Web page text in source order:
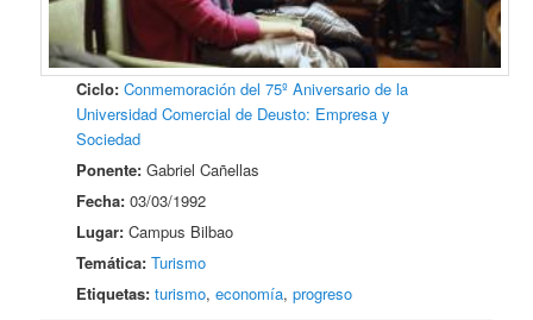
Ciclo: Conmemoración del 75º Aniversario de la
Universidad Comercial de Deusto: Empresa y
Sociedad
Ponente: Gabriel Cañellas
Fecha: 03/03/1992
Lugar: Campus Bilbao
Temática: Turismo
Etiquetas: turismo,economía,progreso